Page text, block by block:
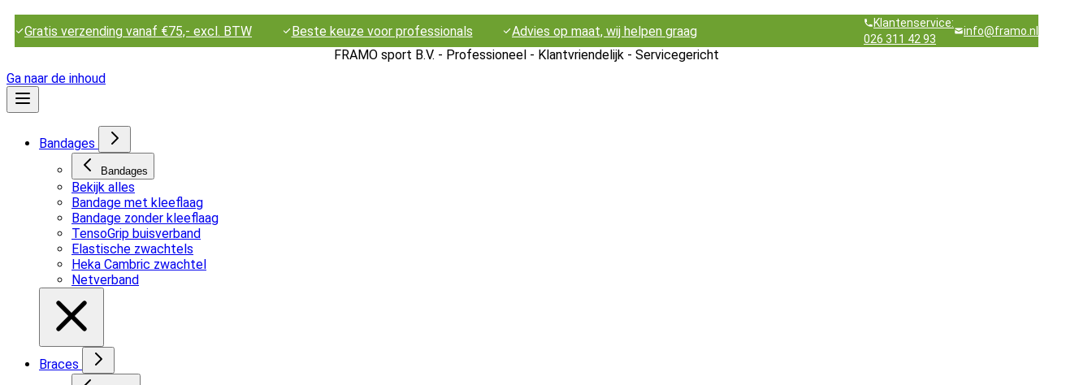
Gratis verzending vanaf €75,- excl. BTW Beste keuze voor professionals Advies op maat, wij helpen graag
Klantenservice:
026 311 42 93
info@framo.nl
FRAMO sport B.V. - Professioneel - Klantvriendelijk - Servicegericht
Ga naar de inhoud
Bandages
Bandages
Bekijk alles
Bandage met kleeflaag
Bandage zonder kleeflaag
TensoGrip buisverband
Elastische zwachtels
Heka Cambric zwachtel
Netverband
Braces